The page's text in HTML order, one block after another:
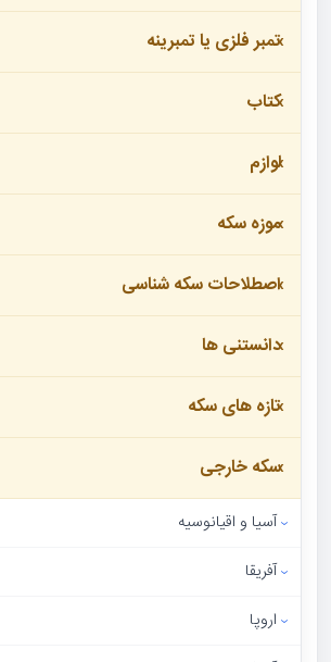
تمبر فلزی یا تمبرینه
کتاب
لوازم
موزه سکه
اصطلاحات سکه شناسی
دانستنی ها
تازه های سکه
سکه خارجی
آسیا و اقیانوسیه
آفریقا
اروپا